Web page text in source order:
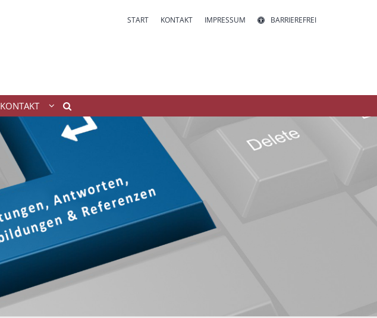
START KONTAKT IMPRESSUM BARRIEREFREI
KONTAKT